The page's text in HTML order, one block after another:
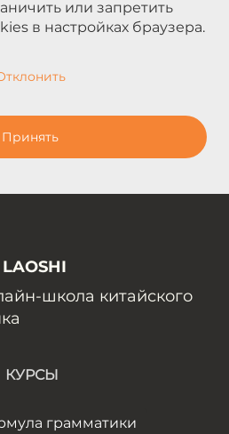
или запретить
в настройках браузера.
Принять
школа китайского
КУРСЫ
грамматики